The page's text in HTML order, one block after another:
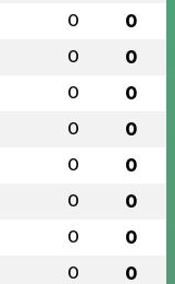
0 0
0 0
0 0
0 0
0 0
0 0
0 0
0 0